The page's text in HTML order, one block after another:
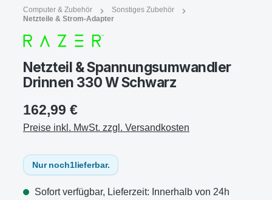
Computer & Zubehör
Sonstiges Zubehör
Netzteile & Strom-Adapter
Netzteil & Spannungsumwandler
Drinnen 330 W Schwarz
162,99 €
Preise inkl. MwSt. zzgl. Versandkosten
Nur noch1lieferbar.
Sofort verfügbar, Lieferzeit: Innerhalb von 24h